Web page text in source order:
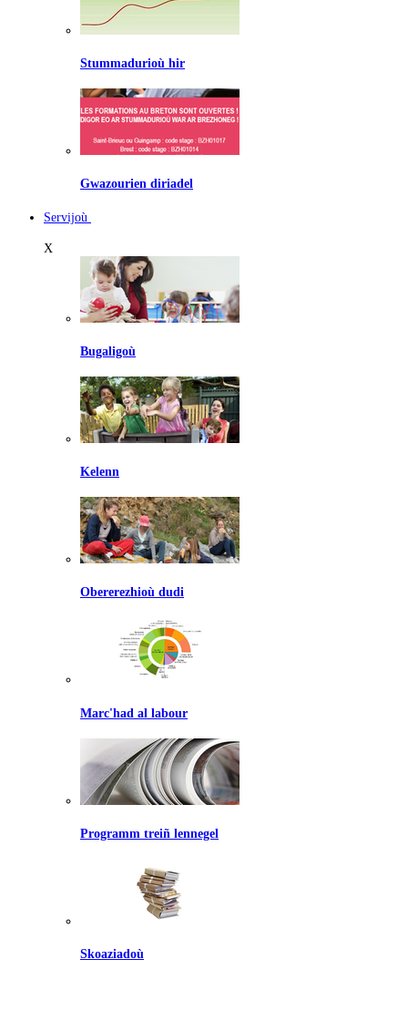
Stummadurioù hir
Gwazourien diriadel
Servijoù
X
Bugaligoù
Kelenn
Obererezhioù dudi
Marc'had al labour
Programm treiñ lennegel
Skoaziadoù